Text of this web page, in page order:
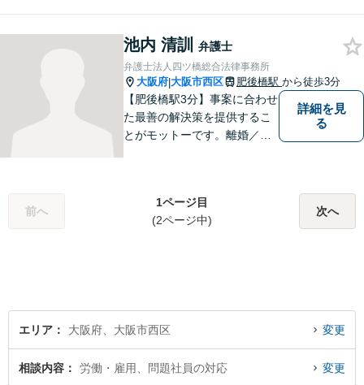
離婚／相続／不動産関連／企
業法務など、幅広く対応。ご
相談者様とともに問題を解決
していきます。
池内 清訓 弁護士
弁護士法人四ツ橋総合法律事務所
大阪府|大阪市西区 肥後橋駅 から徒歩3分
【肥後橋駅3分】事案に合わせ
た最善の解決策を提供するこ
とがモットーです。離婚／交
で、皆様の抱えるお困りごと
を解決へとスピーディに導き
詳細を見
る
前へ
1ページ目
(2ページ中)
次へ
エリア 大阪府、大阪市西区 変更
相談内容 労働・雇用、問題社員の対応 変更